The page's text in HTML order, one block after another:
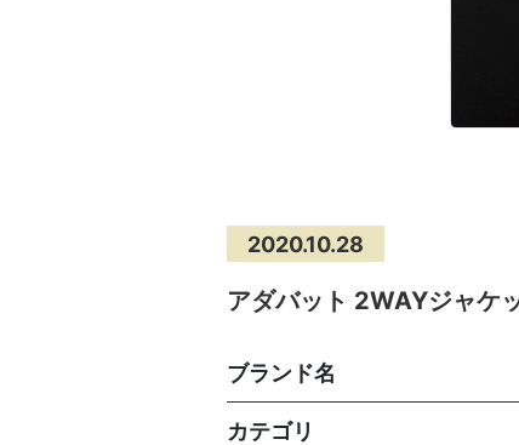
2020.10.28
アダバット 2WAYジャケ
ブランド名
カテゴリ